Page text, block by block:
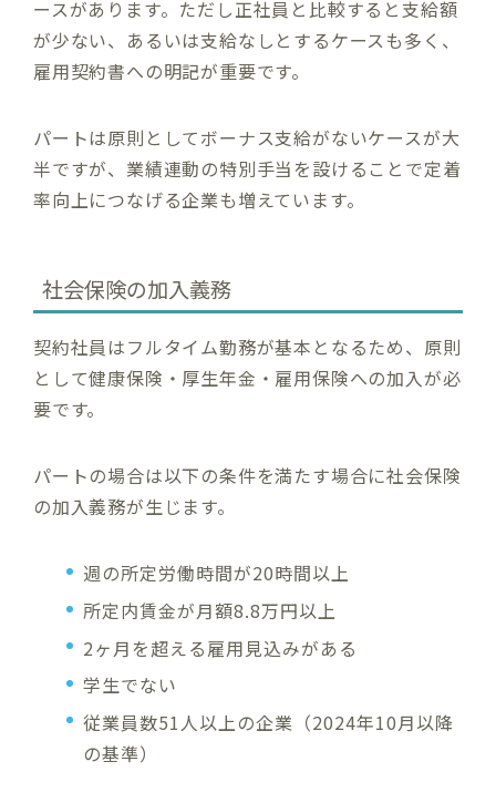
ースがあります。ただし正社員と比較すると支給額
が少ない、あるいは支給なしとするケースも多く、
雇用契約書への明記が重要です。
パートは原則としてボーナス支給がないケースが大
半ですが、業績連動の特別手当を設けることで定着
率向上につなげる企業も増えています。
社会保険の加入義務
契約社員はフルタイム勤務が基本となるため、原則
として健康保険・厚生年金・雇用保険への加入が必
要です。
パートの場合は以下の条件を満たす場合に社会保険
の加入義務が生じます。
週の所定労働時間が20時間以上
所定内賃金が月額8.8万円以上
2ヶ月を超える雇用見込みがある
学生でない
従業員数51人以上の企業（2024年10月以降
の基準）